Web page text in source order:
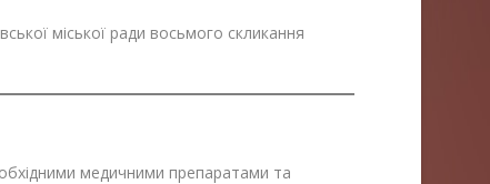
міської ради восьмого скликання
медичними препаратами та